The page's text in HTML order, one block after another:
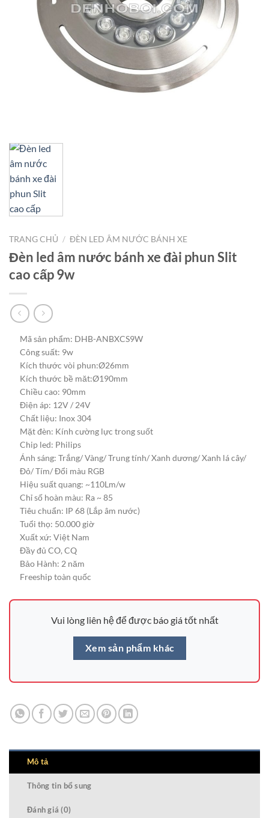
TRANG CHỦ / ĐÈN LED ÂM NƯỚC BÁNH XE
Đèn led âm nước bánh xe đài phun Slit
cao cấp 9w
Mã sản phẩm: DHB-ANBXCS9W
Công suất: 9w
Kích thước vòi phun:Ø26mm
Kích thước bề măt:Ø190mm
Chiều cao: 90mm
Điện áp: 12V / 24V
Chất liệu: Inox 304
Mặt đèn: Kính cường lực trong suốt
Chip led: Philips
Ánh sáng: Trắng/ Vàng/ Trung tính/ Xanh dương/ Xanh lá cây/
Đỏ/ Tím/ Đổi màu RGB
Hiệu suất quang: ~110Lm/w
Chỉ số hoàn màu: Ra ~ 85
Tiêu chuẩn: IP 68 (Lắp âm nước)
Tuổi thọ: 50.000 giờ
Xuất xứ: Việt Nam
Đầy đủ CO, CQ
Bảo Hành: 2 năm
Freeship toàn quốc
Vui lòng liên hệ để được báo giá tốt nhất
Xem sản phẩm khác
Mô tả
Thông tin bổ sung
Đánh giá (0)